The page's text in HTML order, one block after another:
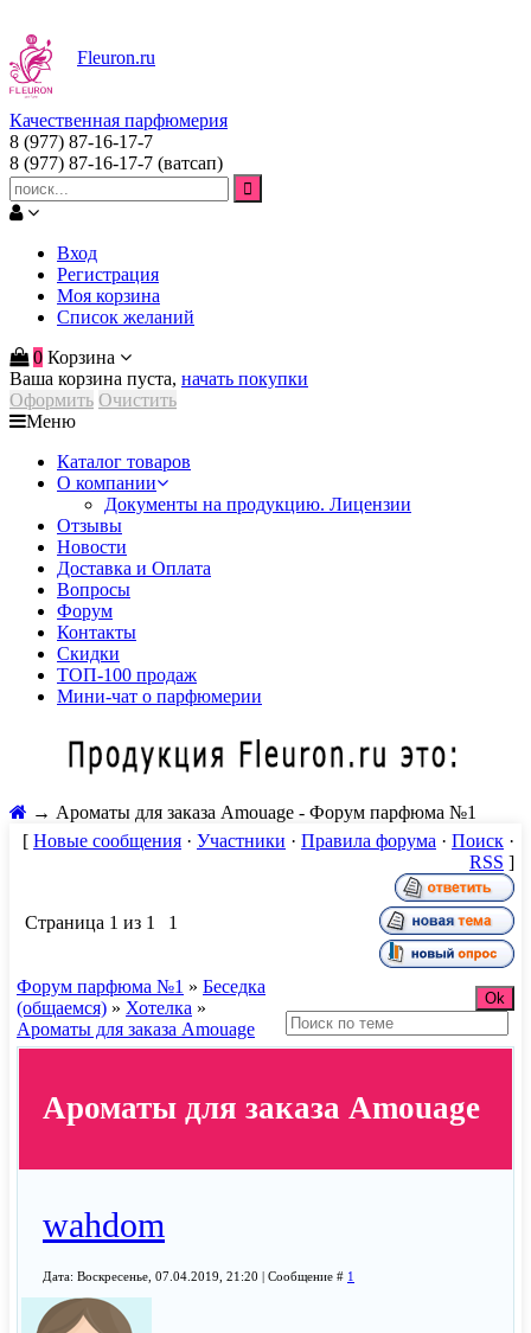
Fleuron.ru
Качественная парфюмерия
8 (977) 87-16-17-7
8 (977) 87-16-17-7 (ватсап)
Вход
Регистрация
Моя корзина
Список желаний
0 Корзина
Ваша корзина пуста, начать покупки
Оформить Очистить
Меню
Каталог товаров
О компании
Документы на продукцию. Лицензии
Отзывы
Новости
Доставка и Оплата
Вопросы
Форум
Контакты
Скидки
ТОП-100 продаж
Мини-чат о парфюмерии
→ Ароматы для заказа Amouage - Форум парфюма №1
[ Новые сообщения · Участники · Правила форума · Поиск ·
RSS ]
Страница 1 из 1 1
Форум парфюма №1 » Беседка
(общаемся) » Хотелка »
Ароматы для заказа Amouage
Ароматы для заказа Amouage
wahdom
Дата: Воскресенье, 07.04.2019, 21:20 | Сообщение # 1